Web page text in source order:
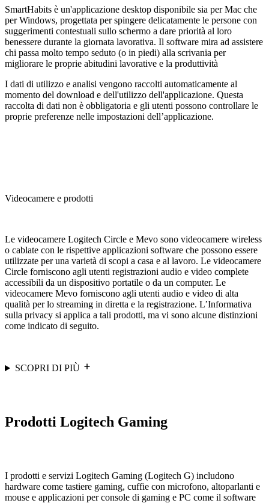
SmartHabits è un'applicazione desktop disponibile sia per Mac che
per Windows, progettata per spingere delicatamente le persone con
suggerimenti contestuali sullo schermo a dare priorità al loro
benessere durante la giornata lavorativa. Il software mira ad assistere
chi passa molto tempo seduto (o in piedi) alla scrivania per
migliorare le proprie abitudini lavorative e la produttività
I dati di utilizzo e analisi vengono raccolti automaticamente al
momento del download e dell'utilizzo dell'applicazione. Questa
raccolta di dati non è obbligatoria e gli utenti possono controllare le
proprie preferenze nelle impostazioni dell’applicazione.
Videocamere e prodotti
Le videocamere Logitech Circle e Mevo sono videocamere wireless
o cablate con le rispettive applicazioni software che possono essere
utilizzate per una varietà di scopi a casa e al lavoro. Le videocamere
Circle forniscono agli utenti registrazioni audio e video complete
accessibili da un dispositivo portatile o da un computer. Le
videocamere Mevo forniscono agli utenti audio e video di alta
qualità per lo streaming in diretta e la registrazione. L’Informativa
sulla privacy si applica a tali prodotti, ma vi sono alcune distinzioni
come indicato di seguito.
SCOPRI DI PIÙ
Prodotti Logitech Gaming
I prodotti e servizi Logitech Gaming (Logitech G) includono
hardware come tastiere gaming, cuffie con microfono, altoparlanti e
mouse e applicazioni per console di gaming e PC come il software